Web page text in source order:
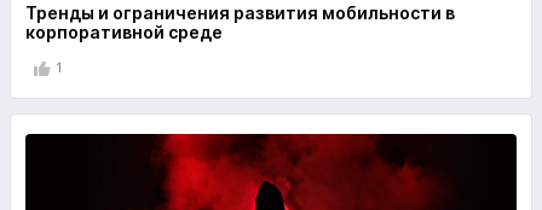
Тренды и ограничения развития мобильности в
корпоративной среде
1